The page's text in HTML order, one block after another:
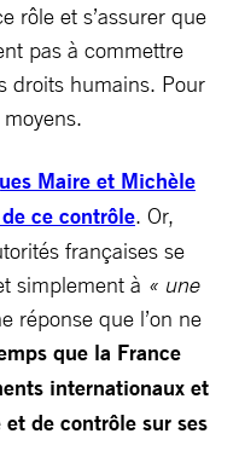
rôle et s’assurer que
pas à commettre
droits humains. Pour
Maire et Michèle
ce contrôle. Or,
françaises se
simplement à « une
réponse que l’on ne
que la France
internationaux et
de contrôle sur ses